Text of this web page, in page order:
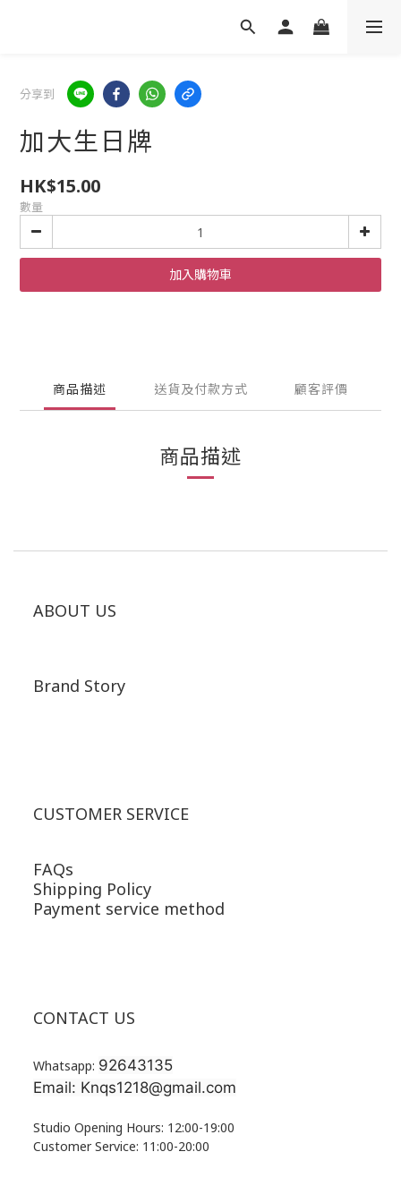
分享到
加大生日牌
HK$15.00
數量
加入購物車
商品描述 送貨及付款方式 顧客評價
商品描述
ABOUT US
Brand Story
CUSTOMER SERVICE
FAQs
Shipping Policy
Payment service method
CONTACT US
Whatsapp: 92643135
Email: Knqs1218@gmail.com
Studio Opening Hours: 12:00-19:00
Customer Service: 11:00-20:00